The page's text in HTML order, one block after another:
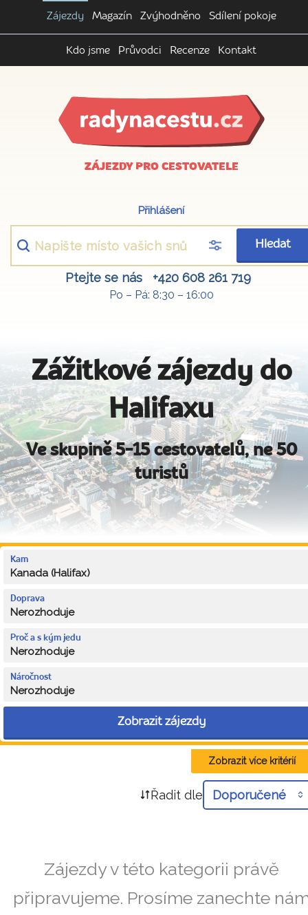
Zájezdy Magazín Zvýhodněno Sdílení pokoje
Kdo jsme Průvodci Recenze Kontakt
ZÁJEZDY PRO CESTOVATELE
Přihlášení
Hledat
Ptejte se nás +420 608 261 719
Po – Pá: 8:30 – 16:00
Zážitkové zájezdy do
Halifaxu
Ve skupině 5-15 cestovatelů, ne 50
turistů
Kam
Kanada (Halifax)
Doprava
Nerozhoduje
Proč a s kým jedu
Nerozhoduje
Náročnost
Nerozhoduje
Zobrazit zájezdy
Zobrazit více kritérií
Řadit dle Doporučené
Zájezdy v této kategorii právě
připravujeme. Prosíme zanechte